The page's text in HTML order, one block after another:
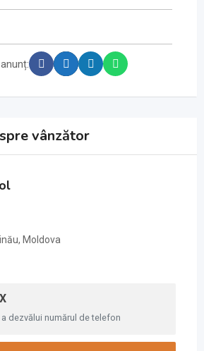
vânzător
Moldova
dezvălui numărul de telefon